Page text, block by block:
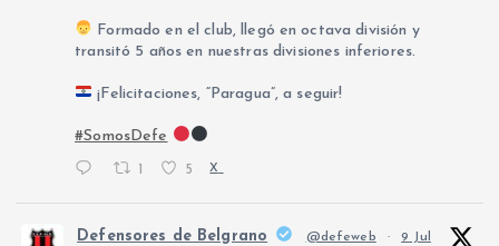
Formado en el club, llegó en octava división y
transitó 5 años en nuestras divisiones inferiores.
¡Felicitaciones, “Paragua”, a seguir!
#SomosDefe
1 5 X
Defensores de Belgrano @defeweb · 9 Jul